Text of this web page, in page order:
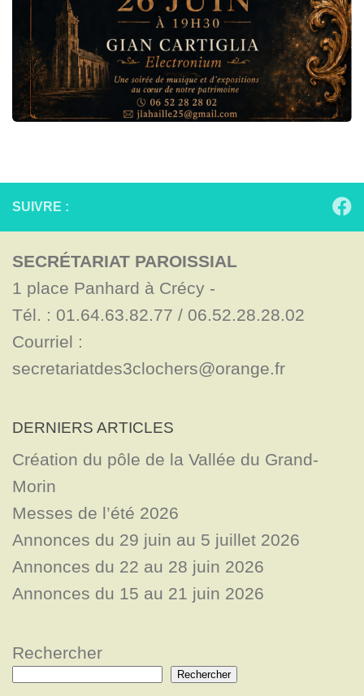
SUIVRE :
SECRÉTARIAT PAROISSIAL
1 place Panhard à Crécy -
Tél. : 01.64.63.82.77 / 06.52.28.28.02
Courriel :
secretariatdes3clochers@orange.fr
DERNIERS ARTICLES
Création du pôle de la Vallée du Grand-
Morin
Messes de l’été 2026
Annonces du 29 juin au 5 juillet 2026
Annonces du 22 au 28 juin 2026
Annonces du 15 au 21 juin 2026
Rechercher
Rechercher